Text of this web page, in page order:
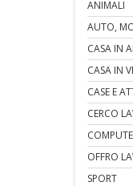
ANIMALI
AUTO,
CASA IN
CASA IN
CASE E
CERCO
OFFRO
SPORT